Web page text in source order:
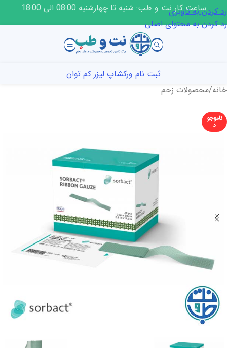
رد کردن به ناوبری
رد کردن به محتوای اصلی
ساعت کار نت و طب: شنبه تا چهارشنبه 08:00 الی 18:00
ثبت نام ورکشاپ لیزر کم توان
خانه/محصولات زخم
ناموجو
د